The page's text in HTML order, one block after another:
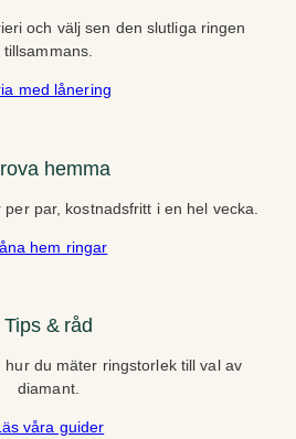
och välj sen den slutliga ringen
tillsammans.
med lånering
hemma
par, kostnadsfritt i en hel vecka.
hem ringar
Tips & råd
hur du mäter ringstorlek till val av
diamant.
våra guider